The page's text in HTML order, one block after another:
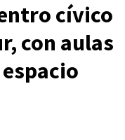
cívico
con aulas